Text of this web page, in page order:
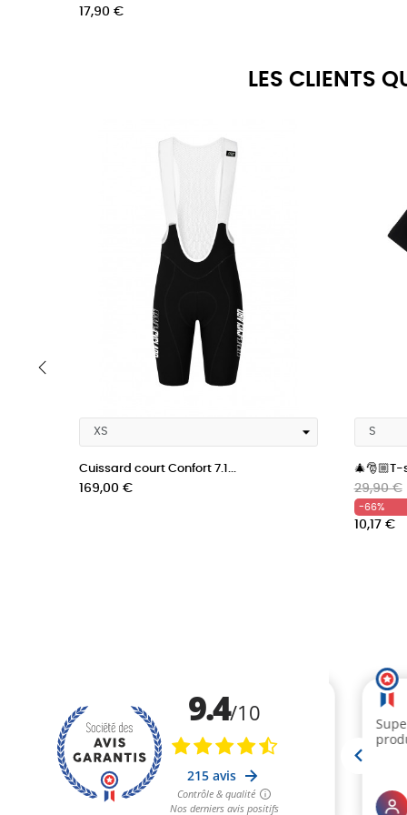
17,90 €
LES CLIENTS
Cuissard court Confort 7.1...
Prix
169,00 €
🎄🎅🏼T-
Prix
habituel
29,90 €
-66%
Prix
10,17 €